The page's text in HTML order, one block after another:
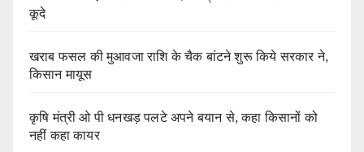
कूदे
खराब फसल की मुआवजा राशि के चैक बांटने शुरू किये सरकार ने,
किसान मायूस
कृषि मंत्री ओ पी धनखड़ पलटे अपने बयान से, कहा किसानों को
नहीं कहा कायर